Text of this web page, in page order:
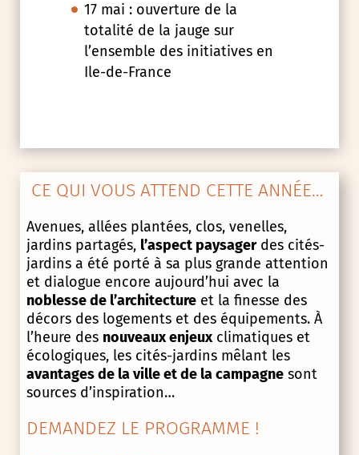
17 mai : ouverture de la
totalité de la jauge sur
l’ensemble des initiatives en
Ile-de-France
CE QUI VOUS ATTEND CETTE ANNÉE…
Avenues, allées plantées, clos, venelles,
jardins partagés, l’aspect paysagerdes cités-
jardins a été porté à sa plus grande attention
et dialogue encore aujourd’hui avec la
noblesse de l’architectureet la finesse des
décors des logements et des équipements. À
l’heure des nouveaux enjeuxclimatiques et
écologiques, les cités-jardins mêlant les
avantages de la ville et de la campagnesont
sources d’inspiration…
DEMANDEZ LE PROGRAMME !